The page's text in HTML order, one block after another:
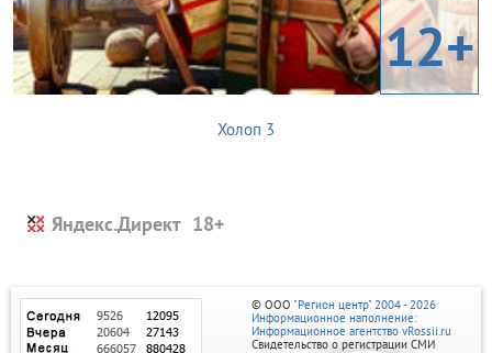
12+
Холоп 3
Яндекс.Директ
© ООО "Регион центр" 2004 - 2026
Информационное наполнение:
Информационное агентство vRossii.ru
Свидетельство о регистрации СМИ